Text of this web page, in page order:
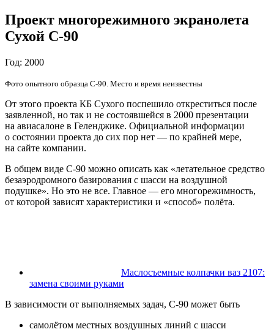
Проект многорежимного экранолета
Сухой С-90
Год: 2000
Фото опытного образца С-90. Место и время неизвестны
От этого проекта КБ Сухого поспешило откреститься после
заявленной, но так и не состоявшейся в 2000 презентации
на авиасалоне в Геленджике. Официальной информации
о состоянии проекта до сих пор нет — по крайней мере,
на сайте компании.
В общем виде С-90 можно описать как «летательное средство
безаэродромного базирования с шасси на воздушной
подушке». Но это не все. Главное — его многорежимность,
от которой зависят характеристики и «способ» полёта.
Маслосъемные колпачки ваз 2107:
замена своими руками
В зависимости от выполняемых задач, С-90 может быть
самолётом местных воздушных линий с шасси